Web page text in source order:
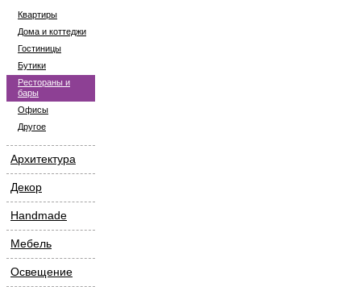
Квартиры
Дома и коттеджи
Гостиницы
Бутики
Рестораны и
бары
Офисы
Другое
Архитектура
Декор
Handmade
Мебель
Освещение